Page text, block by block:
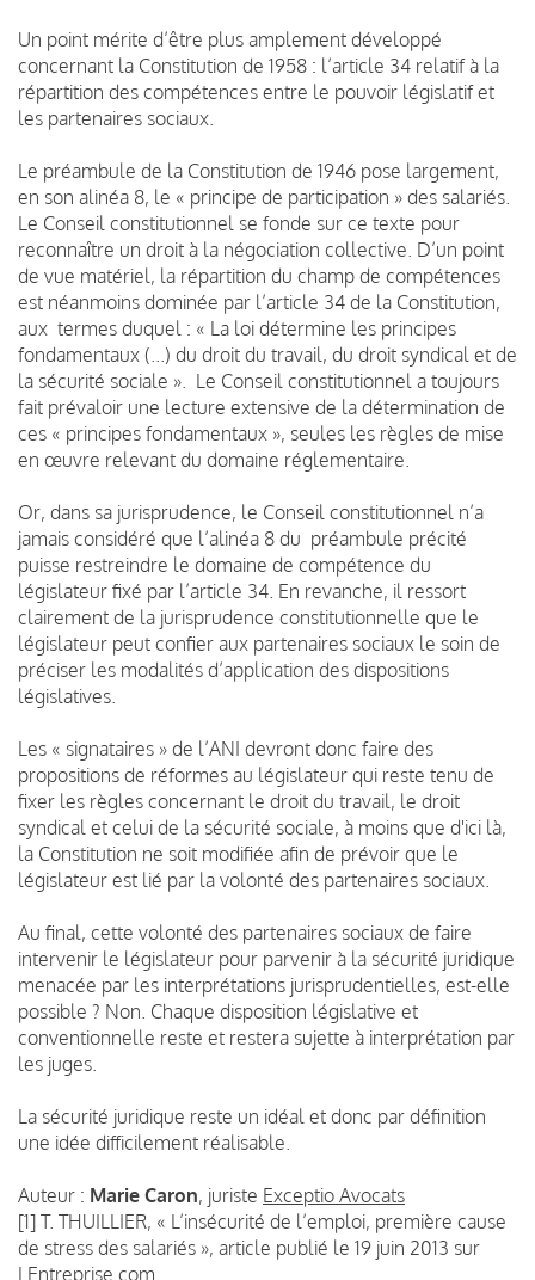
Un point mérite d’être plus amplement développé
concernant la Constitution de 1958 : l’article 34 relatif à la
répartition des compétences entre le pouvoir législatif et
les partenaires sociaux.
Le préambule de la Constitution de 1946 pose largement,
en son alinéa 8, le « principe de participation » des salariés.
Le Conseil constitutionnel se fonde sur ce texte pour
reconnaître un droit à la négociation collective. D’un point
de vue matériel, la répartition du champ de compétences
est néanmoins dominée par l’article 34 de la Constitution,
aux termes duquel : « La loi détermine les principes
fondamentaux (...) du droit du travail, du droit syndical et de
la sécurité sociale ». Le Conseil constitutionnel a toujours
fait prévaloir une lecture extensive de la détermination de
ces « principes fondamentaux », seules les règles de mise
en œuvre relevant du domaine réglementaire.
Or, dans sa jurisprudence, le Conseil constitutionnel n’a
jamais considéré que l’alinéa 8 du préambule précité
puisse restreindre le domaine de compétence du
législateur fixé par l’article 34. En revanche, il ressort
clairement de la jurisprudence constitutionnelle que le
législateur peut confier aux partenaires sociaux le soin de
préciser les modalités d’application des dispositions
législatives.
Les « signataires » de l’ANI devront donc faire des
propositions de réformes au législateur qui reste tenu de
fixer les règles concernant le droit du travail, le droit
syndical et celui de la sécurité sociale, à moins que d'ici là,
la Constitution ne soit modifiée afin de prévoir que le
législateur est lié par la volonté des partenaires sociaux.
Au final, cette volonté des partenaires sociaux de faire
intervenir le législateur pour parvenir à la sécurité juridique
menacée par les interprétations jurisprudentielles, est-elle
possible ? Non. Chaque disposition législative et
conventionnelle reste et restera sujette à interprétation par
les juges.
La sécurité juridique reste un idéal et donc par définition
une idée difficilement réalisable.
Auteur : Marie Caron, juriste Exceptio Avocats
[1] T. THUILLIER, « L’insécurité de l’emploi, première cause
de stress des salariés », article publié le 19 juin 2013 sur
LEntreprise.com.